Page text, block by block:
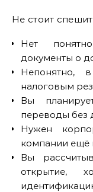
Не стоит
Нет
документы о
Непонятно,
налоговым
Вы
переводы без
Нужен
компании ещё
Вы
открытие,